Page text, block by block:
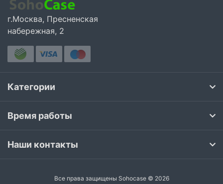
г.Москва, Пресненская
набережная, 2
Категории
Время работы
Наши контакты
Все права защищены Sohocase © 2026